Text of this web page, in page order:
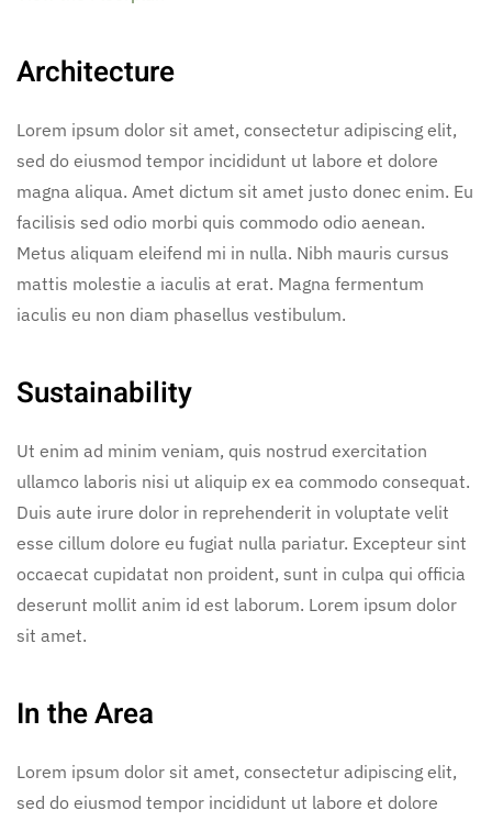
Architecture
Lorem ipsum dolor sit amet, consectetur adipiscing elit,
sed do eiusmod tempor incididunt ut labore et dolore
magna aliqua. Amet dictum sit amet justo donec enim. Eu
facilisis sed odio morbi quis commodo odio aenean.
Metus aliquam eleifend mi in nulla. Nibh mauris cursus
mattis molestie a iaculis at erat. Magna fermentum
iaculis eu non diam phasellus vestibulum.
Sustainability
Ut enim ad minim veniam, quis nostrud exercitation
ullamco laboris nisi ut aliquip ex ea commodo consequat.
Duis aute irure dolor in reprehenderit in voluptate velit
esse cillum dolore eu fugiat nulla pariatur. Excepteur sint
occaecat cupidatat non proident, sunt in culpa qui officia
deserunt mollit anim id est laborum. Lorem ipsum dolor
sit amet.
In the Area
Lorem ipsum dolor sit amet, consectetur adipiscing elit,
sed do eiusmod tempor incididunt ut labore et dolore